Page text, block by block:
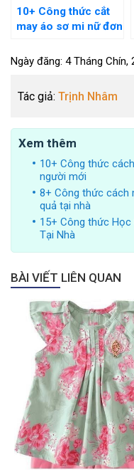
10+ Công thức cắt
may áo sơ mi nữ đơn
người mới
Ngày đăng: 4 Tháng Chín,
Tác giả: Trịnh Nhâm
Xem thêm
10+ Công thức
người mới
8+ Công thức cách
quả tại nhà
15+ Công thức Học
Tại Nhà
BÀI VIẾT LIÊN QUAN